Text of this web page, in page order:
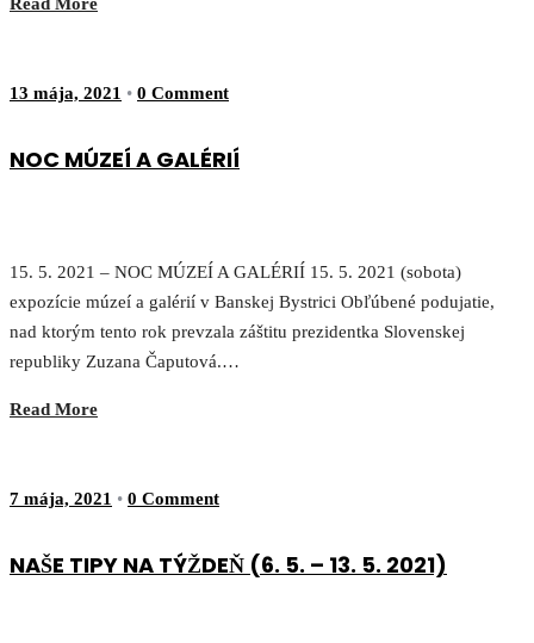
13 mája, 2021 • 0 Comment
NOC MÚZEÍ A GALÉRIÍ
15. 5. 2021 – NOC MÚZEÍ A GALÉRIÍ 15. 5. 2021 (sobota)
expozície múzeí a galérií v Banskej Bystrici Obľúbené podujatie,
nad ktorým tento rok prevzala záštitu prezidentka Slovenskej
republiky Zuzana Čaputová.…
Read More
7 mája, 2021 • 0 Comment
NAŠE TIPY NA TÝŽDEŇ (6. 5. – 13. 5. 2021)